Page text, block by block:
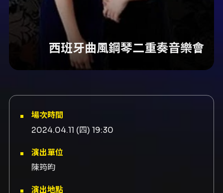
西班牙曲風鋼琴二重奏音樂會
場次時間
2024.04.11 (四) 19:30
演出單位
陳筠昀
演出地點